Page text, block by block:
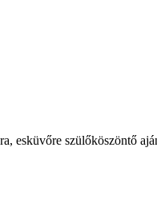
esküvőre szülőköszöntő